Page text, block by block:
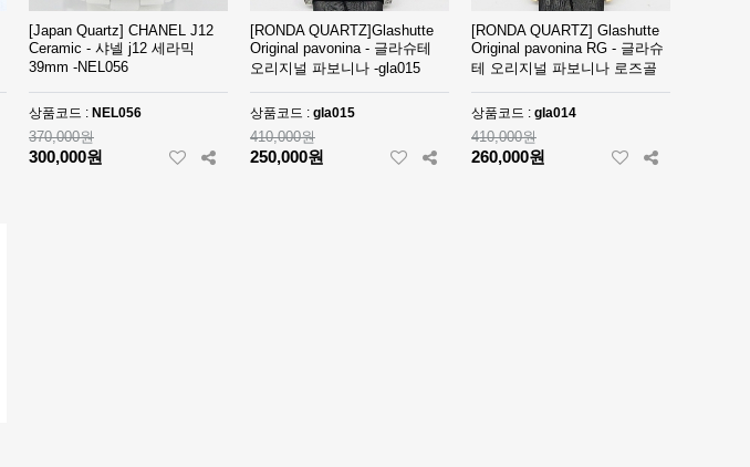
[Japan Quartz] CHANEL J12
Ceramic - 샤넬 j12 세라믹
39mm -NEL056
상품코드 : NEL056
370,000원
300,000원
[RONDA QUARTZ]Glashutte
Original pavonina - 글라슈테
오리지널 파보니나 -gla015
상품코드 : gla015
410,000원
250,000원
[RONDA QUARTZ] Glashutte
Original pavonina RG - 글라슈
테 오리지널 파보니나 로즈골
드-gla014
상품코드 : gla014
410,000원
260,000원